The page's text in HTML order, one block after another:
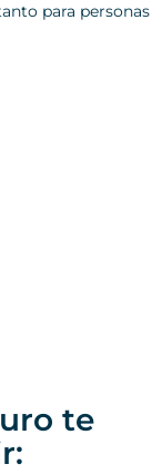
para personas
te